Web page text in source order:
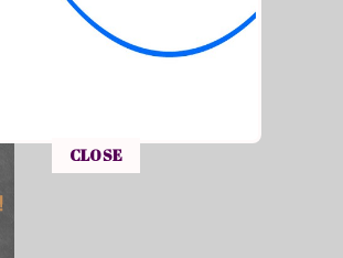
This popup will close in:
CLOSE